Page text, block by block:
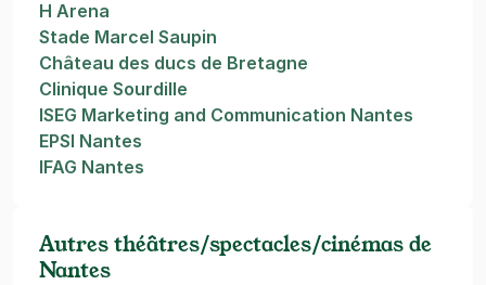
H Arena
Stade Marcel Saupin
Château des ducs de Bretagne
Clinique Sourdille
ISEG Marketing and Communication Nantes
EPSI Nantes
IFAG Nantes
Autres théâtres/spectacles/cinémas de
Nantes